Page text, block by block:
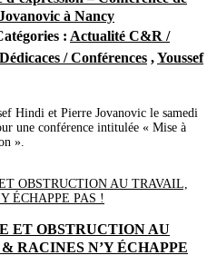
à Nancy
: Actualité C&R /
Dédicaces / Conférences ,Youssef
Hindi et Pierre Jovanovic le samedi
une conférence intitulée « Mise à
».
ET OBSTRUCTION AU
RACINES N’Y ÉCHAPPE